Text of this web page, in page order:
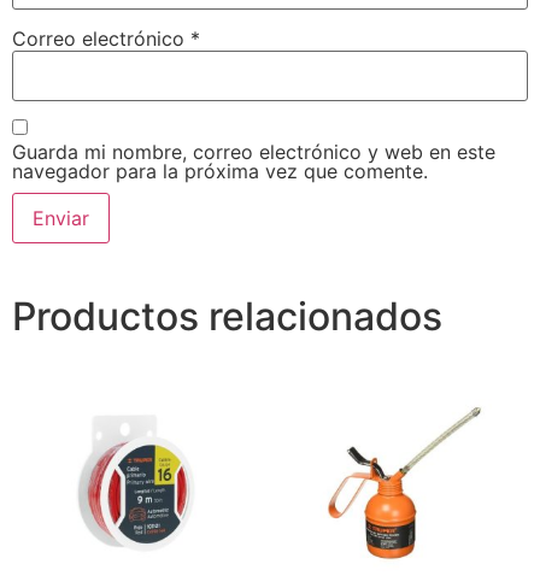
Correo electrónico *
Guarda mi nombre, correo electrónico y web en este
navegador para la próxima vez que comente.
Productos relacionados